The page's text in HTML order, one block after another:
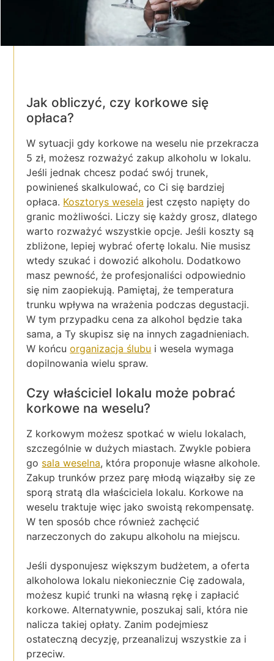
Jak obliczyć, czy korkowe się
opłaca?
W sytuacji gdy korkowe na weselu nie przekracza
5 zł, możesz rozważyć zakup alkoholu w lokalu.
Jeśli jednak chcesz podać swój trunek,
powinieneś skalkulować, co Ci się bardziej
opłaca. Kosztorys wesela jest często napięty do
granic możliwości. Liczy się każdy grosz, dlatego
warto rozważyć wszystkie opcje. Jeśli koszty są
zbliżone, lepiej wybrać ofertę lokalu. Nie musisz
wtedy szukać i dowozić alkoholu. Dodatkowo
masz pewność, że profesjonaliści odpowiednio
się nim zaopiekują. Pamiętaj, że temperatura
trunku wpływa na wrażenia podczas degustacji.
W tym przypadku cena za alkohol będzie taka
sama, a Ty skupisz się na innych zagadnieniach.
W końcuorganizacja ślubu i wesela wymaga
dopilnowania wielu spraw.
Czy właściciel lokalu może pobrać
korkowe na weselu?
Z korkowym możesz spotkać w wielu lokalach,
szczególnie w dużych miastach. Zwykle pobiera
go sala weselna, która proponuje własne alkohole.
Zakup trunków przez parę młodą wiązałby się ze
sporą stratą dla właściciela lokalu. Korkowe na
weselu traktuje więc jako swoistą rekompensatę.
W ten sposób chce również zachęcić
narzeczonych do zakupu alkoholu na miejscu.
Jeśli dysponujesz większym budżetem, a oferta
alkoholowa lokalu niekoniecznie Cię zadowala,
możesz kupić trunki na własną rękę i zapłacić
korkowe. Alternatywnie, poszukaj sali, która nie
nalicza takiej opłaty. Zanim podejmiesz
ostateczną decyzję, przeanalizuj wszystkie za i
przeciw.